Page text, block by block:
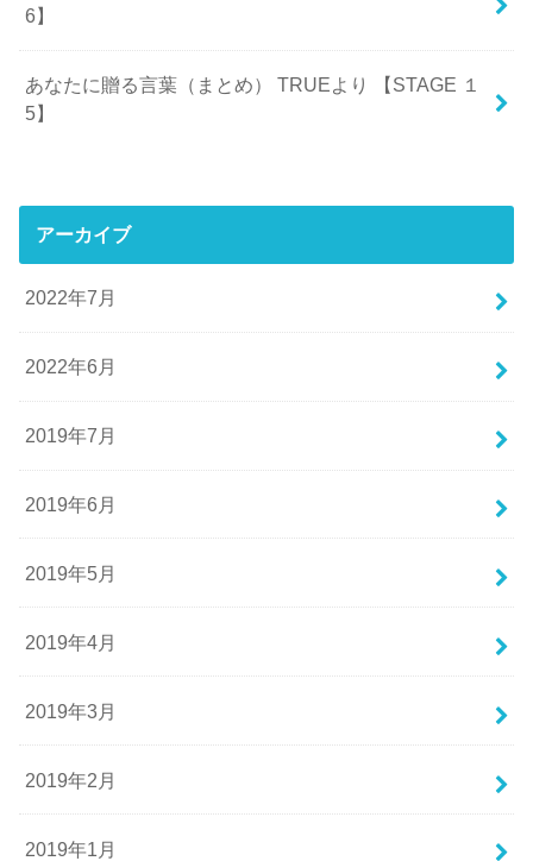
6】
あなたに贈る言葉（まとめ） TRUEより 【STAGE １
5】
アーカイブ
2022年7月
2022年6月
2019年7月
2019年6月
2019年5月
2019年4月
2019年3月
2019年2月
2019年1月